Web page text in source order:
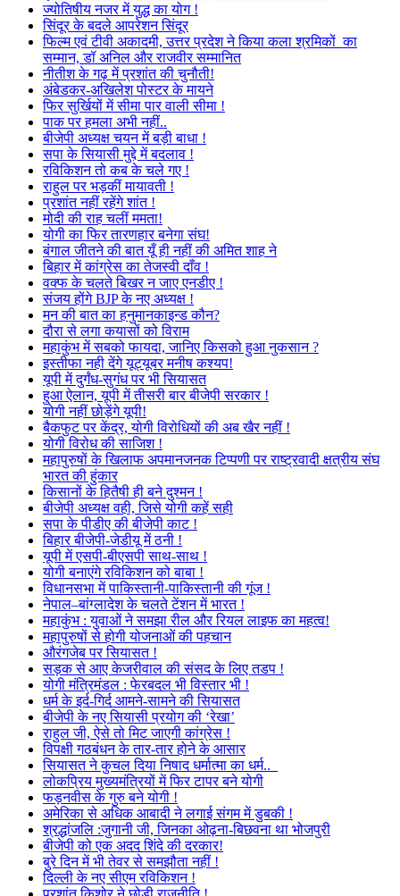
ज्योतिषीय नजर में युद्ध का योग !
सिंदूर के बदले आपरेशन सिंदूर
फिल्म एवं टीवी अकादमी, उत्तर प्रदेश ने किया कला श्रमिकों का
सम्मान, डॉ अनिल और राजवीर सम्मानित
नीतीश के गढ़ में प्रशांत की चुनौती!
अंबेडकर-अखिलेश पोस्टर के मायने
फिर सुर्खियों में सीमा पार वाली सीमा !
पाक पर हमला अभी नहीं..
बीजेपी अध्यक्ष चयन में बड़ी बाधा !
सपा के सियासी मुद्दे में बदलाव !
रविकिशन तो कब के चले गए !
राहुल पर भड़कीं मायावती !
प्रशांत नहीं रहेंगे शांत !
मोदी की राह चलीं ममता!
योगी का फिर तारणहार बनेगा संघ!
बंगाल जीतने की बात यूँ ही नहीं की अमित शाह ने
बिहार में कांग्रेस का तेजस्वी दाँव !
वक्फ के चलते बिखर न जाए एनडीए !
संजय होंगे BJP के नए अध्यक्ष !
मन की बात का हनुमानकाइन्ड कौन?
दौरा से लगा कयासों को विराम
महाकुंभ में सबको फायदा, जानिए किसको हुआ नुकसान ?
इस्तीफा नही देंगे यूट्यूबर मनीष कश्यप!
यूपी में दुर्गंध-सुगंध पर भी सियासत
हुआ ऐलान, यूपी में तीसरी बार बीजेपी सरकार !
योगी नहीं छोड़ेंगे यूपी!
बैकफुट पर केंद्र, योगी विरोधियों की अब खैर नहीं !
योगी विरोध की साजिश !
महापुरुषों के खिलाफ अपमानजनक टिप्पणी पर राष्ट्रवादी क्षत्रीय संघ
भारत की हुंकार
किसानों के हितैषी ही बने दुश्मन !
बीजेपी अध्यक्ष वही, जिसे योगी कहें सही
सपा के पीडीए की बीजेपी काट !
बिहार बीजेपी-जेडीयू में ठनी !
यूपी में एसपी-बीएसपी साथ-साथ !
योगी बनाएंगे रविकिशन को बाबा !
विधानसभा में पाकिस्तानी-पाकिस्तानी की गूंज !
नेपाल–बांग्लादेश के चलते टेंशन में भारत !
महाकुंभ : युवाओं ने समझा रील और रियल लाइफ का महत्व!
महापुरुषों से होगी योजनाओं की पहचान
औरंगजेब पर सियासत !
सड़क से आए केजरीवाल की संसद के लिए तडप !
योगी मंत्रिमंडल : फेरबदल भी विस्तार भी !
धर्म के इर्द-गिर्द आमने-सामने की सियासत
बीजेपी के नए सियासी प्रयोग की ‘रेखा’
राहुल जी, ऐसे तो मिट जाएगी कांग्रेस !
विपक्षी गठबंधन के तार-तार होने के आसार
सियासत ने कुचल दिया निषाद धर्मात्मा का धर्म..
लोकप्रिय मुख्यमंत्रियों में फिर टापर बने योगी
फड़नवीस के गुरु बने योगी !
अमेरिका से अधिक आबादी ने लगाई संगम में डुबकी !
श्रद्धांजलि :जुगानी जी, जिनका ओढ़ना-बिछवना था भोजपुरी
बीजेपी को एक अदद शिंदे की दरकार!
बुरे दिन में भी तेवर से समझौता नहीं !
दिल्ली के नए सीएम रविकिशन !